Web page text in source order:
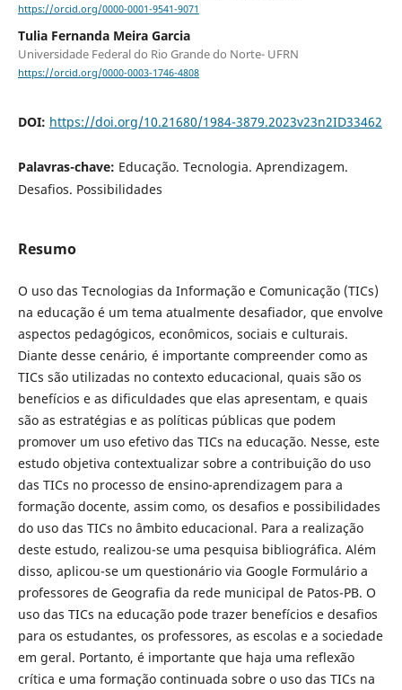
https://orcid.org/0000-0001-9541-9071
Tulia Fernanda Meira Garcia
Universidade Federal do Rio Grande do Norte- UFRN
https://orcid.org/0000-0003-1746-4808
DOI: https://doi.org/10.21680/1984-3879.2023v23n2ID33462
Palavras-chave: Educação. Tecnologia. Aprendizagem.
Desafios. Possibilidades
Resumo
O uso das Tecnologias da Informação e Comunicação (TICs)
na educação é um tema atualmente desafiador, que envolve
aspectos pedagógicos, econômicos, sociais e culturais.
Diante desse cenário, é importante compreender como as
TICs são utilizadas no contexto educacional, quais são os
benefícios e as dificuldades que elas apresentam, e quais
são as estratégias e as políticas públicas que podem
promover um uso efetivo das TICs na educação. Nesse, este
estudo objetiva contextualizar sobre a contribuição do uso
das TICs no processo de ensino-aprendizagem para a
formação docente, assim como, os desafios e possibilidades
do uso das TICs no âmbito educacional. Para a realização
deste estudo, realizou-se uma pesquisa bibliográfica. Além
disso, aplicou-se um questionário via Google Formulário a
professores de Geografia da rede municipal de Patos-PB. O
uso das TICs na educação pode trazer benefícios e desafios
para os estudantes, os professores, as escolas e a sociedade
em geral. Portanto, é importante que haja uma reflexão
crítica e uma formação continuada sobre o uso das TICs na